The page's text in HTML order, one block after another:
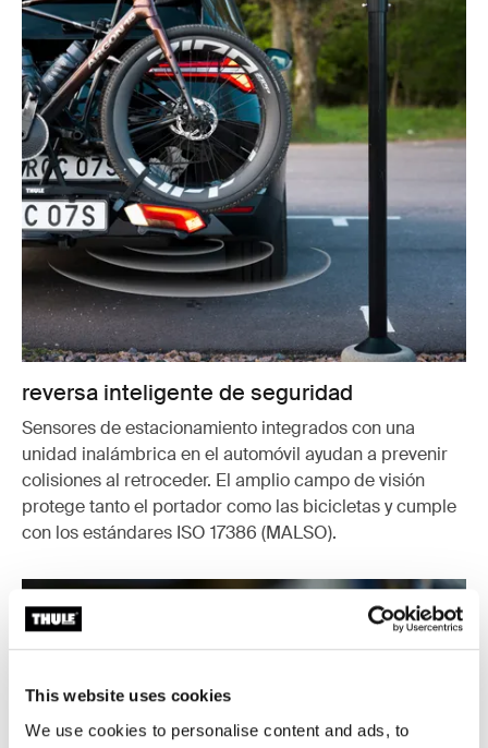
This website uses cookies
We use cookies to personalise content and ads, to
reversa inteligente de seguridad
Sensores de estacionamiento integrados con una
unidad inalámbrica en el automóvil ayudan a prevenir
colisiones al retroceder. El amplio campo de visión
protege tanto el portador como las bicicletas y cumple
con los estándares ISO 17386 (MALSO).